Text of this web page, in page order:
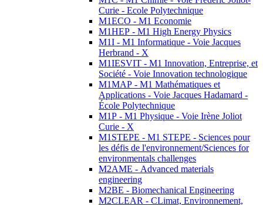
Curie - Ecole Polytechnique
M1ECO - M1 Economie
M1HEP - M1 High Energy Physics
M1I - M1 Informatique - Voie Jacques
Herbrand - X
M1IESVIT - M1 Innovation, Entreprise, et
Société - Voie Innovation technologique
M1MAP - M1 Mathématiques et
Applications - Voie Jacques Hadamard -
École Polytechnique
M1P - M1 Physique - Voie Irène Joliot
Curie - X
M1STEPE - M1 STEPE - Sciences pour
les défis de l'environnement/Sciences for
environmentals challenges
M2AME - Advanced materials
engineering
M2BE - Biomechanical Engineering
M2CLEAR - CLimat, Environnement,